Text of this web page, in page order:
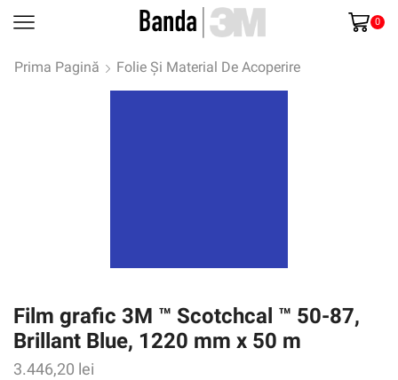
0
Prima Pagină Folie Și Material De Acoperire
Film grafic 3M ™ Scotchcal ™ 50-87,
Brillant Blue, 1220 mm x 50 m
3.446,20 lei